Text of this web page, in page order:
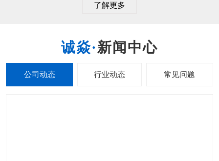
了解更多
新闻中心
公司动态 行业动态 常见问题